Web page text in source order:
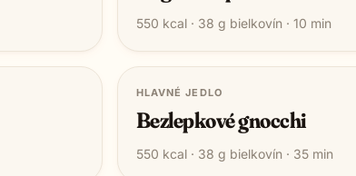
550 kcal · 38 g bielkovín · 10 min
HLAVNÉ JEDLO
Bezlepkové gnocchi
550 kcal · 38 g bielkovín · 35min